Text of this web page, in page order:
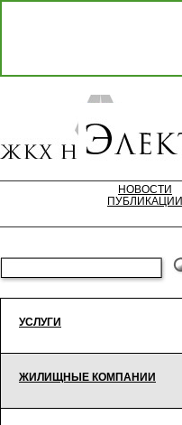
НОВОСТИ
ПУБЛИКАЦИИ
УСЛУГИ
ЖИЛИЩНЫЕ КОМПАНИИ